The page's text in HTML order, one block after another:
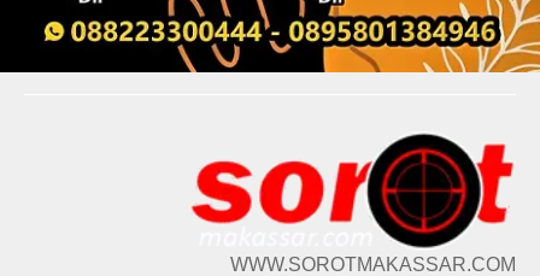
WWW.SOROTMAKASSAR.COM